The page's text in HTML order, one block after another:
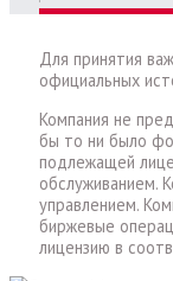
Для принятия
официальных
Компания не
бы то ни было
подлежащей
обслуживанием.
управлением.
биржевые
лицензию в